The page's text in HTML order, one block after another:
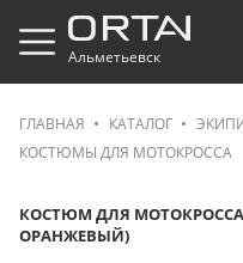
Альметьевск
ГЛАВНАЯ КАТАЛОГ
КОСТЮМЫ ДЛЯ МОТОКРОССА
КОСТЮМ ДЛЯ МОТОКРОССА
ОРАНЖЕВЫЙ)